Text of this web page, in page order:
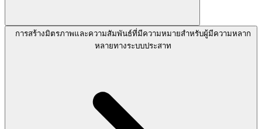
การสร้างมิตรภาพและความสัมพันธ์ที่มีความหมายสำหรับผู้มีความหลาก
หลายทางระบบประสาท